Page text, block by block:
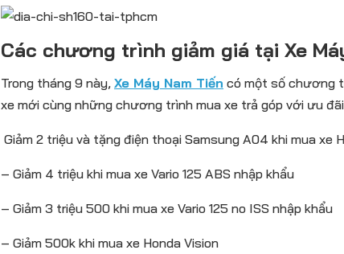
Các chương trình giảm giá tại Xe
Trong tháng 9 này, Xe Máy Nam Tiến có một số chương
xe mới cùng những chương trình mua xe trả góp với ưu
Giảm 2 triệu và tặng điện thoại Samsung A04 khi mua xe
– Giảm 4 triệu khi mua xe Vario 125 ABS nhập khẩu
– Giảm 3 triệu 500 khi mua xe Vario 125 no ISS nhập khẩu
– Giảm 500k khi mua xe Honda Vision